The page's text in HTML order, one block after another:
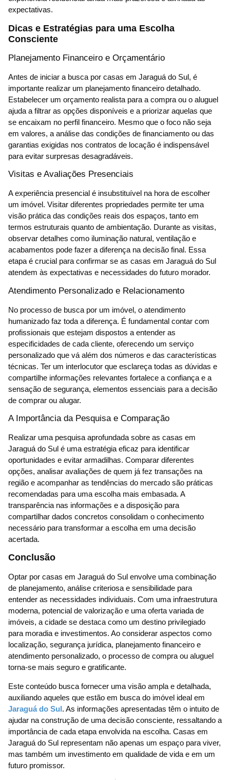
expectativas.
Dicas e Estratégias para uma Escolha
Consciente
Planejamento Financeiro e Orçamentário
Antes de iniciar a busca por casas em Jaraguá do Sul, é
importante realizar um planejamento financeiro detalhado.
Estabelecer um orçamento realista para a compra ou o aluguel
ajuda a filtrar as opções disponíveis e a priorizar aquelas que
se encaixam no perfil financeiro. Mesmo que o foco não seja
em valores, a análise das condições de financiamento ou das
garantias exigidas nos contratos de locação é indispensável
para evitar surpresas desagradáveis.
Visitas e Avaliações Presenciais
A experiência presencial é insubstituível na hora de escolher
um imóvel. Visitar diferentes propriedades permite ter uma
visão prática das condições reais dos espaços, tanto em
termos estruturais quanto de ambientação. Durante as visitas,
observar detalhes como iluminação natural, ventilação e
acabamentos pode fazer a diferença na decisão final. Essa
etapa é crucial para confirmar se as casas em Jaraguá do Sul
atendem às expectativas e necessidades do futuro morador.
Atendimento Personalizado e Relacionamento
No processo de busca por um imóvel, o atendimento
humanizado faz toda a diferença. É fundamental contar com
profissionais que estejam dispostos a entender as
especificidades de cada cliente, oferecendo um serviço
personalizado que vá além dos números e das características
técnicas. Ter um interlocutor que esclareça todas as dúvidas e
compartilhe informações relevantes fortalece a confiança e a
sensação de segurança, elementos essenciais para a decisão
de comprar ou alugar.
A Importância da Pesquisa e Comparação
Realizar uma pesquisa aprofundada sobre as casas em
Jaraguá do Sul é uma estratégia eficaz para identificar
oportunidades e evitar armadilhas. Comparar diferentes
opções, analisar avaliações de quem já fez transações na
região e acompanhar as tendências do mercado são práticas
recomendadas para uma escolha mais embasada. A
transparência nas informações e a disposição para
compartilhar dados concretos consolidam o conhecimento
necessário para transformar a escolha em uma decisão
acertada.
Conclusão
Optar por casas em Jaraguá do Sul envolve uma combinação
de planejamento, análise criteriosa e sensibilidade para
entender as necessidades individuais. Com uma infraestrutura
moderna, potencial de valorização e uma oferta variada de
imóveis, a cidade se destaca como um destino privilegiado
para moradia e investimentos. Ao considerar aspectos como
localização, segurança jurídica, planejamento financeiro e
atendimento personalizado, o processo de compra ou aluguel
torna-se mais seguro e gratificante.
Este conteúdo busca fornecer uma visão ampla e detalhada,
auxiliando aqueles que estão em busca do imóvel ideal em
Jaraguá do Sul. As informações apresentadas têm o intuito de
ajudar na construção de uma decisão consciente, ressaltando a
importância de cada etapa envolvida na escolha. Casas em
Jaraguá do Sul representam não apenas um espaço para viver,
mas também um investimento em qualidade de vida e em um
futuro promissor.